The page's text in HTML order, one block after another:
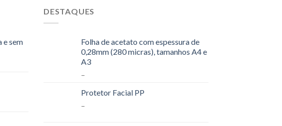
e sem
DESTAQUES
Folha de acetato com espessura de
0,28mm (280 micras), tamanhos A4 e
A3
–
Protetor Facial PP
–